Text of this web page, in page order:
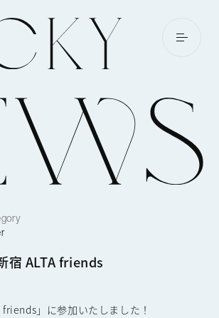
宿 ALTA friends
friends」に参加いたしました！